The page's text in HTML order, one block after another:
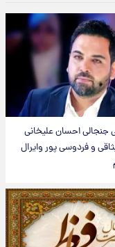
جنجالی احسان علیخانی
و فردوسی پور وایرال